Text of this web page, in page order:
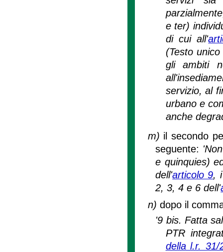
e ter)
di cui all'
(Testo
gli ambiti
servizio, al
urbano e
anche
m) il secondo
seguente:
e quinquies)
dell'articolo 9,
2, 3, 4 e 6 dell'
n) dopo il
'9 bis. Fatta
PTR
della l.r. 31/